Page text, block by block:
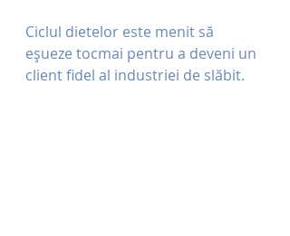
Ciclul dietelor este menit să
eșueze tocmai pentru a deveni un
client fidel al industriei de slăbit.